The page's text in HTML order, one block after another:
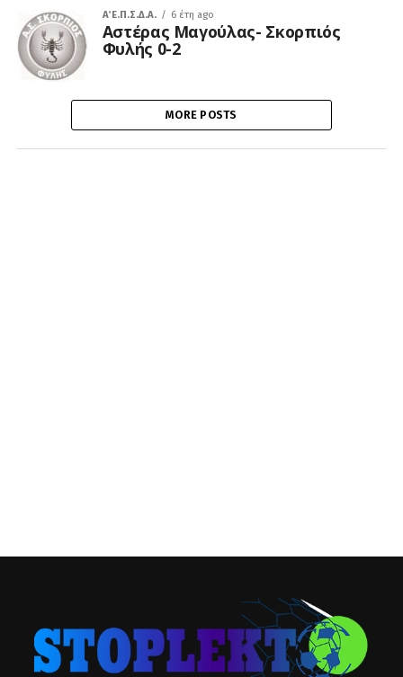
Α΄ Ε.Π.Σ.Δ.Α. 6 έτη ago
Αστέρας Μαγούλας- Σκορπιός
Φυλής 0-2
MORE POSTS